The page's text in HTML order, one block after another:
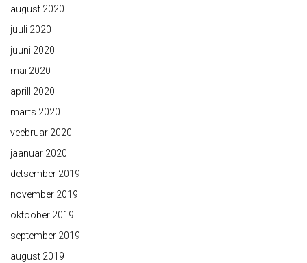
august 2020
juuli 2020
juuni 2020
mai 2020
aprill 2020
märts 2020
veebruar 2020
jaanuar 2020
detsember 2019
november 2019
oktoober 2019
september 2019
august 2019